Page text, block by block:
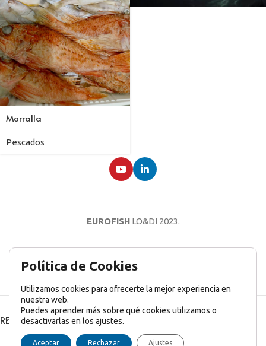
Morralla
Pescados
EUROFISHLO&DI 2023.
AVISO LEGAL POLÍTICA DE PRIVACIDAD
RECENT POSTS
Política de Cookies
Utilizamos cookies para ofrecerte la mejor experiencia en
nuestra web.
Puedes aprender más sobre qué cookies utilizamos o
desactivarlas en los ajustes.
Aceptar Rechazar Ajustes
English Inglés) Français(Francés